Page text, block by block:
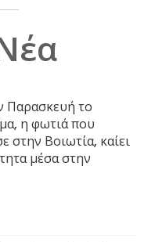
Παρασκευή το
η φωτιά που
στην Βοιωτία, καίει
μέσα στην